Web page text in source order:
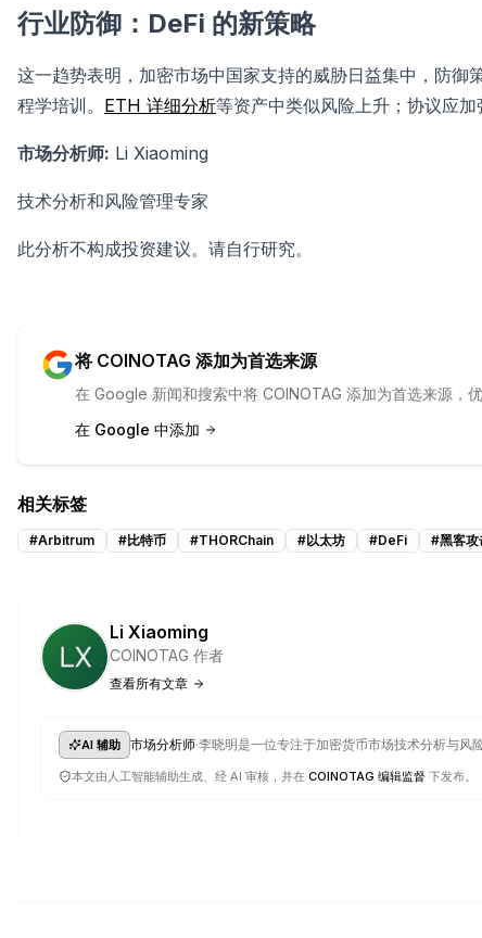
行业防御：DeFi 的新策略
这一趋势表明，加密市场中国家支持的威胁日益集中，防
程学培训。 ETH 详细分析等资产中类似风险上升；协议应加
市场分析师: Li Xiaoming
技术分析和风险管理专家
此分析不构成投资建议。请自行研究。
将 COINOTAG 添加为首选来源
在 Google 新闻和搜索中将 COINOTAG 添加为首选来源，
在 Google 中添加
相关标签
#Arbitrum #比特币 #THORChain #以太坊 #DeFi #黑客攻
Li Xiaoming
COINOTAG 作者
查看所有文章
AI 辅助 市场分析师·李晓明是一位专注于加密货币市场技术分析与风
本文由人工智能辅助生成、经 AI 审核，并在 COINOTAG 编辑监督 下发布。